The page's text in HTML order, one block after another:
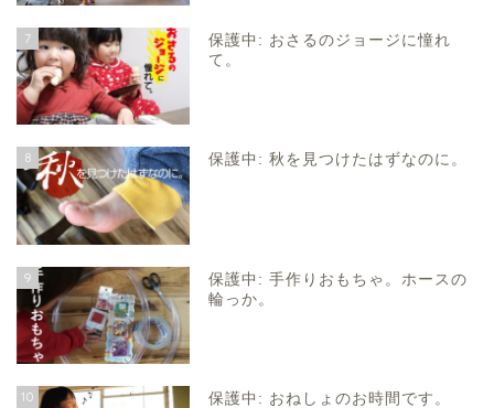
7
保護中: おさるのジョージに憧れ
て。
8 保護中: 秋を見つけたはずなのに。
9
保護中: 手作りおもちゃ。ホースの
輪っか。
10 保護中: おねしょのお時間です。